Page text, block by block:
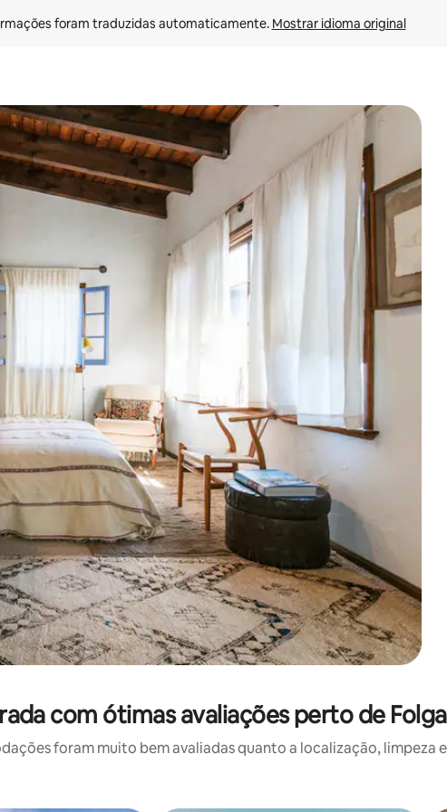
foram traduzidas automaticamente. Mostrar idioma original
as seta para cima e para baixo do teclado ou tocando e deslizando o
com ótimas avaliações perto de
foram muito bem avaliadas quanto a localização, limpeza